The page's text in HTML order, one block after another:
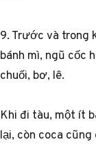
9. Trước và trong
bánh mì, ngũ cốc
chuối, bơ, lê.
Khi đi tàu, một ít
lại, còn coca